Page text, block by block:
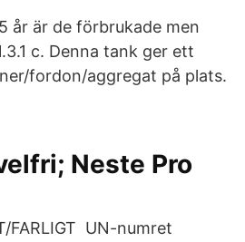
år är de förbrukade men
c. Denna tank ger ett
fordon/aggregat på plats.
Neste Pro
FARLIGT UN-numret